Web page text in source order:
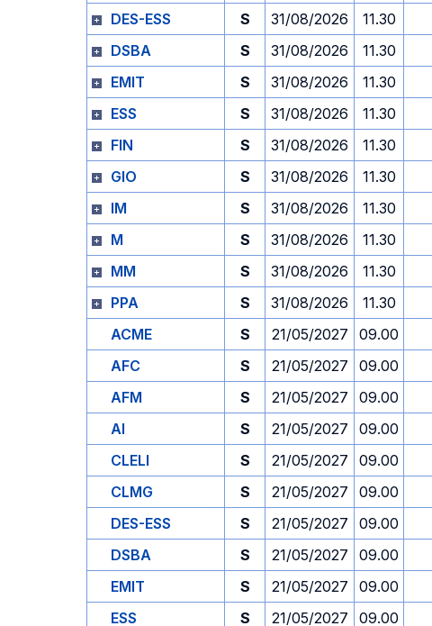
DES-ESS
S 31/08/2026 11.30
DSBA
S 31/08/2026 11.30
EMIT
S 31/08/2026 11.30
ESS
S 31/08/2026 11.30
FIN
S 31/08/2026 11.30
GIO
S 31/08/2026 11.30
IM
S 31/08/2026 11.30
M
S 31/08/2026 11.30
MM
S 31/08/2026 11.30
PPA
S 31/08/2026 11.30
ACME
S 21/05/2027 09.00
AFC
S 21/05/2027 09.00
AFM
S 21/05/2027 09.00
AI
S 21/05/2027 09.00
CLELI
S 21/05/2027 09.00
CLMG
S 21/05/2027 09.00
DES-ESS
S 21/05/2027 09.00
DSBA
S 21/05/2027 09.00
EMIT
S 21/05/2027 09.00
ESS
S 21/05/2027 09.00